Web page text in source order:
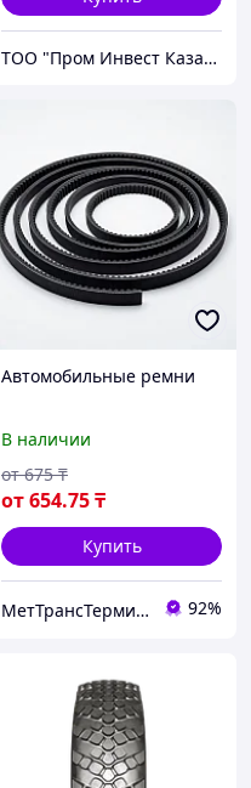
ТОО "Пром Инвест Казахстан"
Автомобильные ремни
В наличии
от654.75₸
от 675 ₸
Купить
МетТрансТерминал 92%